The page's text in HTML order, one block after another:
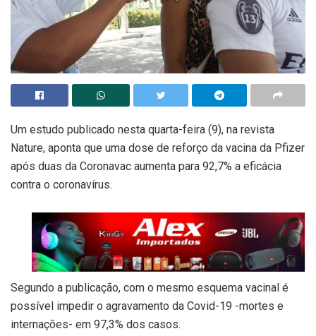
Um estudo publicado nesta quarta-feira (9), na revista
Nature, aponta que uma dose de reforço da vacina da Pfizer
após duas da Coronavac aumenta para 92,7% a eficácia
contra o coronavírus.
Segundo a publicação, com o mesmo esquema vacinal é
possível impedir o agravamento da Covid-19 -mortes e
internações- em 97,3% dos casos.